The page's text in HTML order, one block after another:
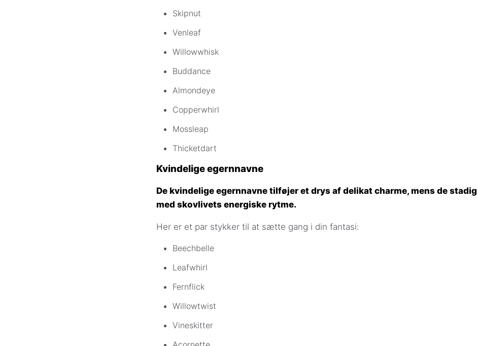
Skipnut
Venleaf
Willowwhisk
Buddance
Almondeye
Copperwhirl
Mossleap
Thicketdart
Kvindelige egernnavne
De kvindelige egernnavne tilføjer et drys af delikat charme, mens de
med skovlivets energiske rytme.
Her er et par stykker til at sætte gang i din fantasi:
Beechbelle
Leafwhirl
Fernflick
Willowtwist
Vineskitter